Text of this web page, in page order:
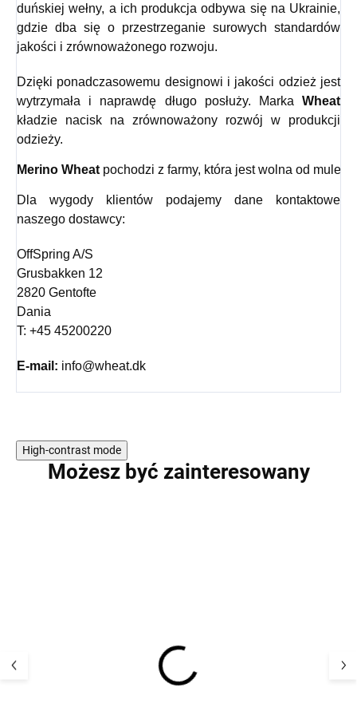
duńskiej wełny, a ich produkcja odbywa się na Ukrainie,
gdzie dba się o przestrzeganie surowych standardów
jakości i zrównoważonego rozwoju.
Dzięki ponadczasowemu designowi i jakości odzież jest
wytrzymała i naprawdę długo posłuży. Marka Wheat
kładzie nacisk na zrównoważony rozwój w produkcji
odzieży.
Merino Wheat pochodzi z farmy, która jest wolna od
Dla wygody klientów podajemy dane kontaktowe
naszego dostawcy:
OffSpring A/S
Grusbakken 12
2820 Gentofte
Dania
T: +45 45200220
E-mail: info@wheat.dk
High-contrast mode
Możesz być zainteresowany